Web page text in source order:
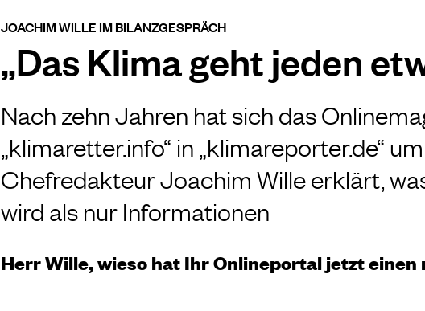
JOACHIM WILLE IM BILANZGESPRÄCH
„Das Klima geht jeden
Nach zehn Jahren hat sich das
„klimaretter.info“ in „klimareporter.de“
Chefredakteur Joachim Wille erklärt,
wird als nur Informationen
Herr Wille, wieso hat Ihr Onlineportal jetzt einen